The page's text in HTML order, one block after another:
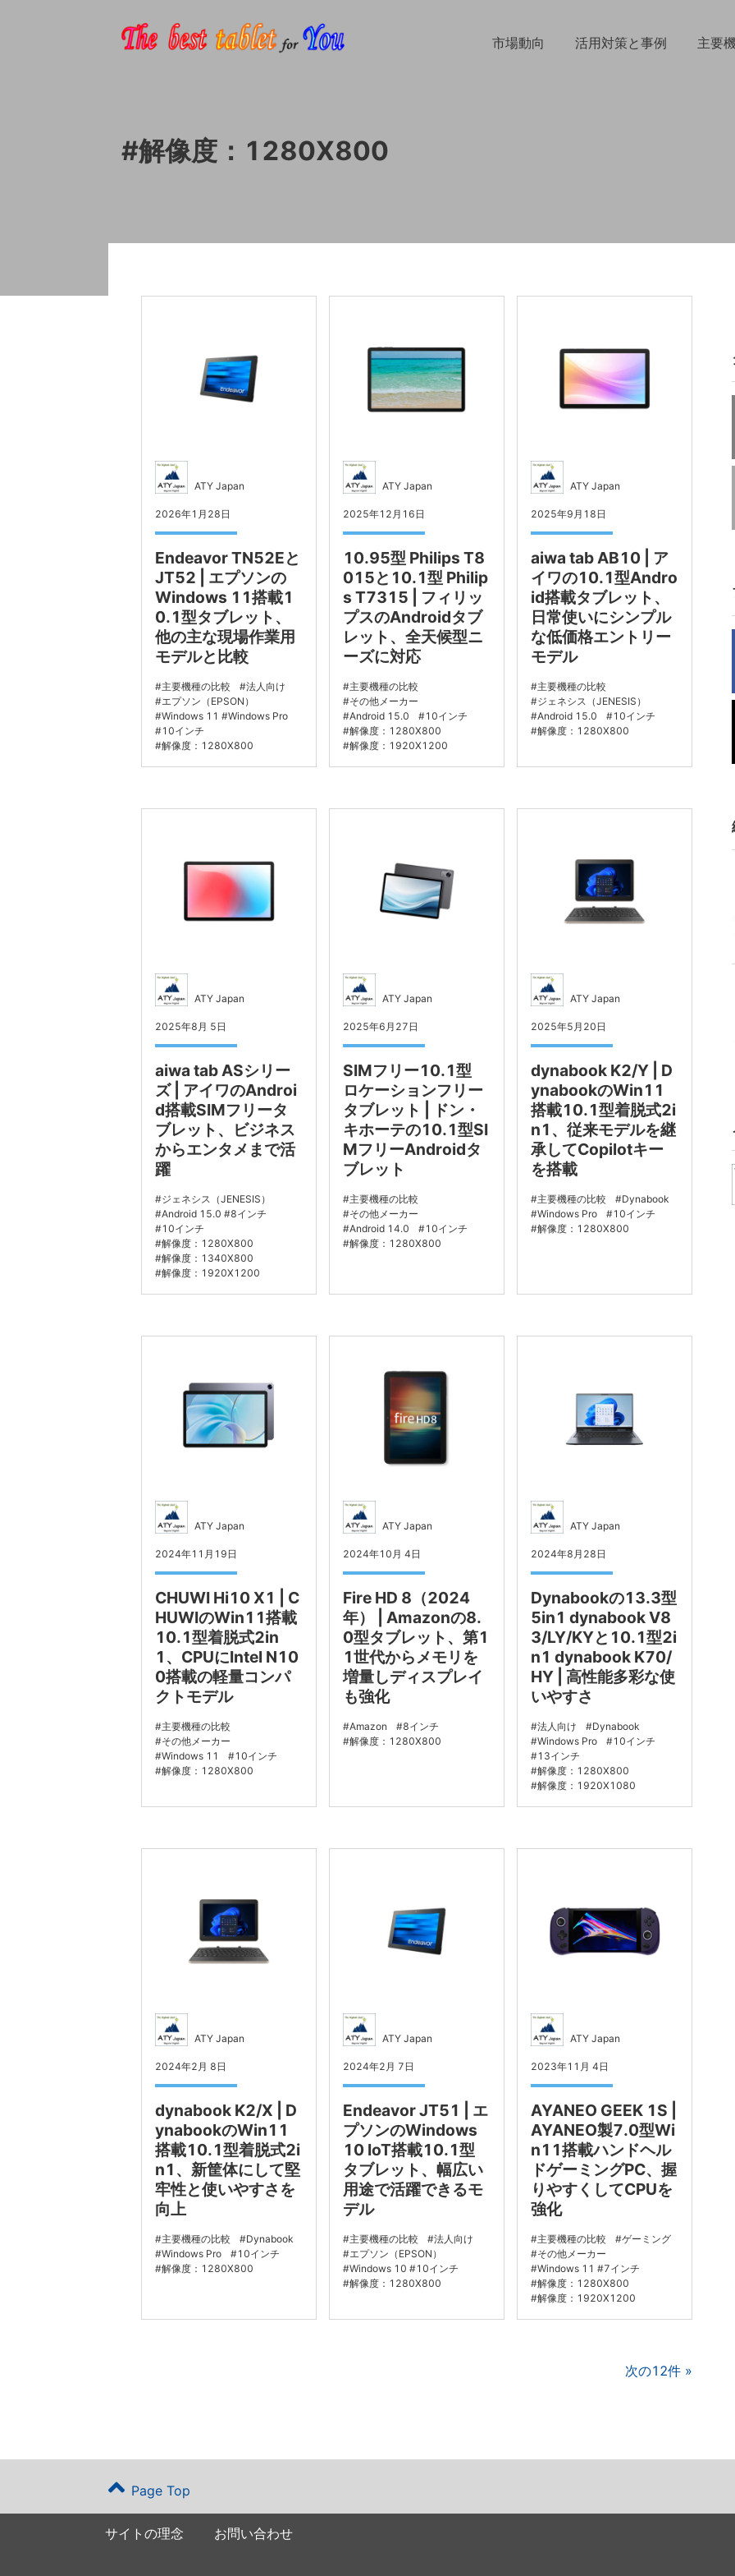
市場動向 活用対策と事例 主要
解像度：1280X800
ATY Japan
2026年1月28日
Endeavor TN52Eと
JT52 | エプソンの
Windows 11搭載1
0.1型タブレット、
他の主な現場作業用
モデルと比較
主要機種の比較
法人向け
エプソン（EPSON）
Windows 11
Windows Pro
10インチ
解像度：1280X800
ATY Japan
2025年12月16日
10.95型 Philips T8
015と10.1型 Philip
s T7315 | フィリッ
プスのAndroidタブ
レット、全天候型ニ
ーズに対応
主要機種の比較
その他メーカー
Android 15.0
10インチ
解像度：1280X800
解像度：1920X1200
ATY Japan
2025年9月18日
aiwa tab AB10 | ア
イワの10.1型Andro
id搭載タブレット、
日常使いにシンプル
な低価格エントリー
モデル
主要機種の比較
ジェネシス（JENESIS）
Android 15.0
10インチ
解像度：1280X800
ATY Japan
2025年8月 5日
aiwa tab ASシリー
ズ | アイワのAndroi
d搭載SIMフリータ
ブレット、ビジネス
からエンタメまで活
躍
ジェネシス（JENESIS）
Android 15.0
8インチ
10インチ
解像度：1280X800
解像度：1340X800
解像度：1920X1200
ATY Japan
2025年6月27日
SIMフリー10.1型
ロケーションフリー
タブレット | ドン・
キホーテの10.1型SI
MフリーAndroidタ
ブレット
主要機種の比較
その他メーカー
Android 14.0
10インチ
解像度：1280X800
ATY Japan
2025年5月20日
dynabook K2/Y | D
ynabookのWin11
搭載10.1型着脱式2i
n1、従来モデルを継
承してCopilotキー
を搭載
主要機種の比較
Dynabook
Windows Pro
10インチ
解像度：1280X800
ATY Japan
2024年11月19日
CHUWI Hi10 X1 | C
HUWIのWin11搭載
10.1型着脱式2in
1、CPUにIntel N10
0搭載の軽量コンパ
クトモデル
主要機種の比較
その他メーカー
Windows 11
10インチ
解像度：1280X800
ATY Japan
2024年10月 4日
Fire HD 8（2024
年） | Amazonの8.
0型タブレット、第1
1世代からメモリを
増量しディスプレイ
も強化
Amazon
8インチ
解像度：1280X800
ATY Japan
2024年8月28日
Dynabookの13.3型
5in1 dynabook V8
3/LY/KYと10.1型2i
n1 dynabook K70/
HY | 高性能多彩な使
いやすさ
法人向け
Dynabook
Windows Pro
10インチ
13インチ
解像度：1280X800
解像度：1920X1080
ATY Japan
2024年2月 8日
dynabook K2/X | D
ynabookのWin11
搭載10.1型着脱式2i
n1、新筐体にして堅
牢性と使いやすさを
向上
主要機種の比較
Dynabook
Windows Pro
10インチ
解像度：1280X800
ATY Japan
2024年2月 7日
Endeavor JT51 | エ
プソンのWindows
10 IoT搭載10.1型
タブレット、幅広い
用途で活躍できるモ
デル
主要機種の比較
法人向け
エプソン（EPSON）
Windows 10
10インチ
解像度：1280X800
ATY Japan
2023年11月 4日
AYANEO GEEK 1S |
AYANEO製7.0型Wi
n11搭載ハンドヘル
ドゲーミングPC、握
りやすくしてCPUを
強化
主要機種の比較
ゲーミング
その他メーカー
Windows 11
7インチ
解像度：1280X800
解像度：1920X1200
次の12件
Page Top
サイトの理念 お問い合わせ